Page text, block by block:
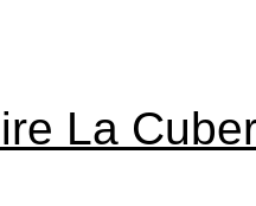
La